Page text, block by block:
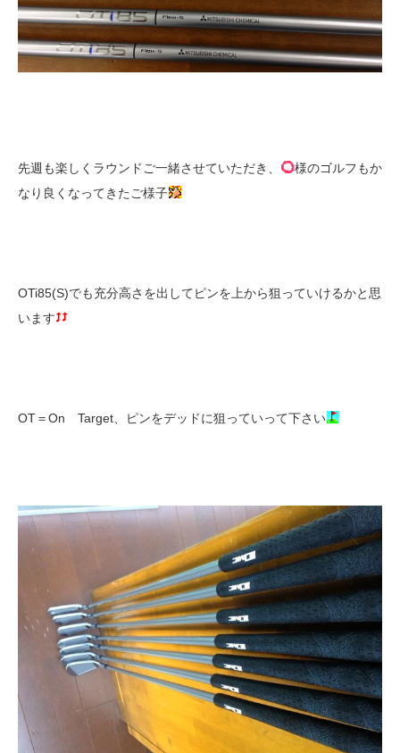
先週も楽しくラウンドご一緒させていただき、
様のゴルフもか
なり良くなってきたご様子
OTi85(S)でも充分高さを出してピンを上から狙っていけるかと思
います
OT＝On Target、ピンをデッドに狙っていって下さい